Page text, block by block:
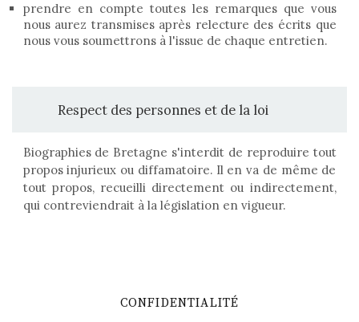
prendre en compte toutes les remarques que vous
nous aurez transmises après relecture des écrits que
nous vous soumettrons à l'issue de chaque entretien.
Respect des personnes et de la loi
Biographies de Bretagne s'interdit de reproduire tout
propos injurieux ou diffamatoire. Il en va de même de
tout propos, recueilli directement ou indirectement,
qui contreviendrait à la législation en vigueur.
CONFIDENTIALITÉ